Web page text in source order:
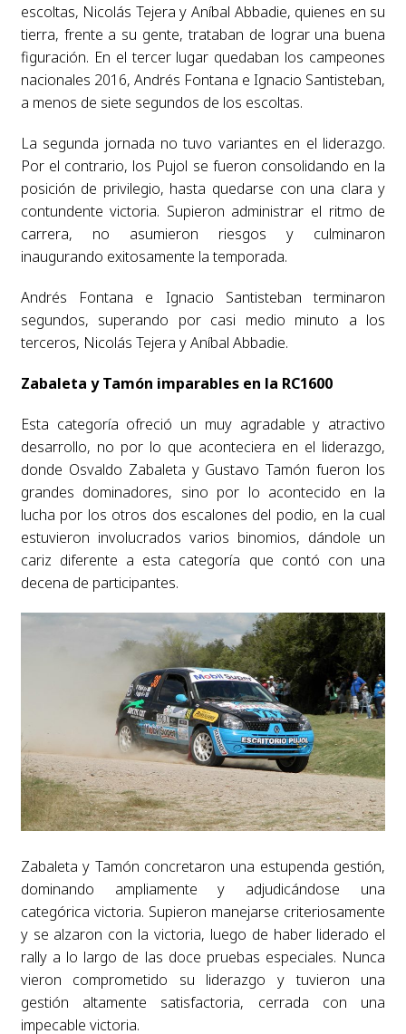
escoltas, Nicolás Tejera y Aníbal Abbadie, quienes en su
tierra, frente a su gente, trataban de lograr una buena
figuración. En el tercer lugar quedaban los campeones
nacionales 2016, Andrés Fontana e Ignacio Santisteban,
a menos de siete segundos de los escoltas.
La segunda jornada no tuvo variantes en el liderazgo.
Por el contrario, los Pujol se fueron consolidando en la
posición de privilegio, hasta quedarse con una clara y
contundente victoria. Supieron administrar el ritmo de
carrera, no asumieron riesgos y culminaron
inaugurando exitosamente la temporada.
Andrés Fontana e Ignacio Santisteban terminaron
segundos, superando por casi medio minuto a los
terceros, Nicolás Tejera y Aníbal Abbadie.
Zabaleta y Tamón imparables en la RC1600
Esta categoría ofreció un muy agradable y atractivo
desarrollo, no por lo que aconteciera en el liderazgo,
donde Osvaldo Zabaleta y Gustavo Tamón fueron los
grandes dominadores, sino por lo acontecido en la
lucha por los otros dos escalones del podio, en la cual
estuvieron involucrados varios binomios, dándole un
cariz diferente a esta categoría que contó con una
decena de participantes.
Zabaleta y Tamón concretaron una estupenda gestión,
dominando ampliamente y adjudicándose una
categórica victoria. Supieron manejarse criteriosamente
y se alzaron con la victoria, luego de haber liderado el
rally a lo largo de las doce pruebas especiales. Nunca
vieron comprometido su liderazgo y tuvieron una
gestión altamente satisfactoria, cerrada con una
impecable victoria.